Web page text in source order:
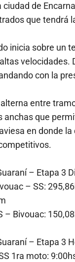
ciudad de
que tendrá
inicia sobre un
velocidades.
con la
entre
anchas que
en donde la
– Etapa 3
– SS:
– Bivouac:
– Etapa 3
1ra moto: